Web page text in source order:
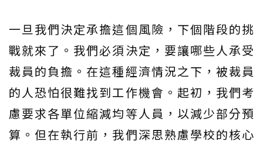
一旦我們決定承擔這個風險，下個階段的挑
戰就來了。我們必須決定，要讓哪些人承受
裁員的負擔。在這種經濟情況之下，被裁員
的人恐怕很難找到工作機會。起初，我們考
慮要求各單位縮減均等人員，以減少部分預
算。但在執行前，我們深思熟慮學校的核心